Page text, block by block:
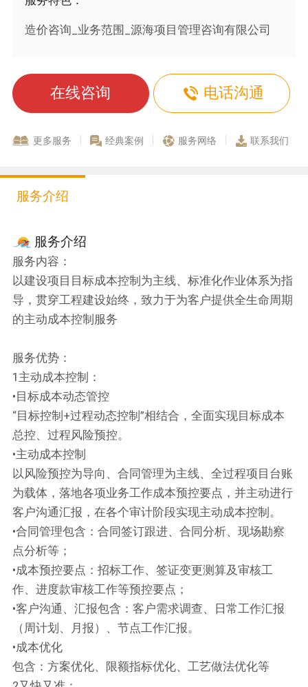
造价咨询_业务范围_源海项目管理咨询有限公司
在线咨询 电话沟通
更多服务 经典案例 服务网络 联系我们
服务介绍
服务介绍
服务内容：
以建设项目目标成本控制为主线、标准化作业体系为指
导，贯穿工程建设始终，致力于为客户提供全生命周期
的主动成本控制服务
服务优势：
1主动成本控制：
•目标成本动态管控
“目标控制+过程动态控制”相结合，全面实现目标成本
总控、过程风险预控。
•主动成本控制
以风险预控为导向、合同管理为主线、全过程项目台账
为载体，落地各项业务工作成本预控要点，并主动进行
客户沟通汇报，在各个审计阶段实现主动成本控制。
•合同管理包含：合同签订跟进、合同分析、现场勘察
点分析等；
•成本预控要点：招标工作、签证变更测算及审核工
作、进度款审核工作等预控要点；
•客户沟通、汇报包含：客户需求调查、日常工作汇报
（周计划、月报）、节点工作汇报。
•成本优化
包含：方案优化、限额指标优化、工艺做法优化等